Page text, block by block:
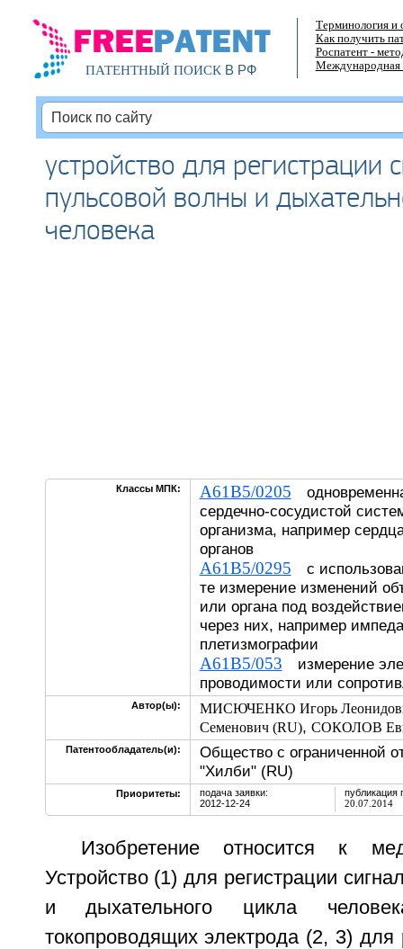
ПАТЕНТНЫЙ ПОИСКВ РФ
Терминология и
Как получить
Роспатент -
Международная
устройство для регистрации
пульсовой волны и
человека
Классы МПК: A61B5/0205
сердечно-сосудистой
организма, например
органов
A61B5/0295 с
те измерение изменений
или органа под
через них, например
плетизмографии
A61B5/053 измерение
проводимости или
Автор(ы):
МИСЮЧЕНКО Игорь
Семенович (RU), СОКОЛОВ
Патентообладатель(и):
Общество с ограниченной
"Хилби" (RU)
Приоритеты:
подача заявки:
2012-12-24
публикация
20.07.2014
Изобретение относится к
Устройство (1) для регистрации
и дыхательного цикла
токопроводящих электрода (2, 3)